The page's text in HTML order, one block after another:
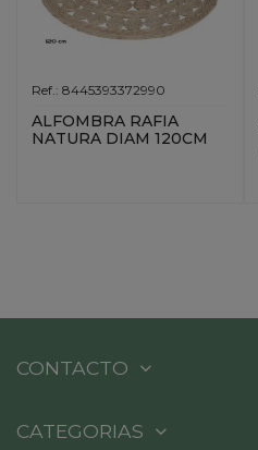
Ref.: 8445393372990
ALFOMBRA RAFIA
NATURA DIAM 120CM
CONTACTO
CATEGORIAS